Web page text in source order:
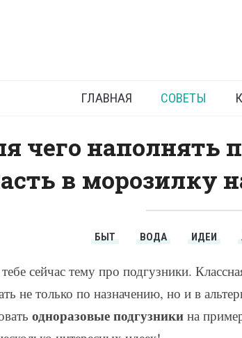
Одноразовые
нужно
ГЛАВНАЯ СОВЕТЫ
чего наполнять
в морозилку
БЫТ ВОДА ИДЕИ
сейчас тему про подгузники.
не только по назначению, но и в
одноразовые подгузники на